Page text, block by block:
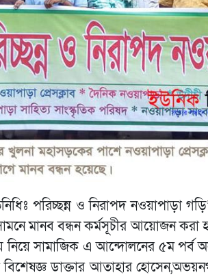
পরিচ্ছন্ন ও নিরাপদ নওয়াপাড়া
মানব বন্ধন কর্মসূচীর আয়োজন করা
সামাজিক এ আন্দোলনের ৫ম পর্ব
বিশেষজ্ঞ ডাক্তার আতাহার